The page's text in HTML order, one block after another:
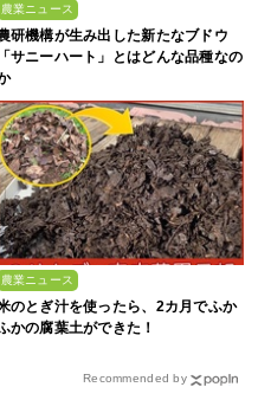
農業ニュース
研機構が生み出した新たなブドウ
「サニーハート」とはどんな品種なの
農業ニュース
のとぎ汁を使ったら、2カ月でふか
かの腐葉土ができた！
Recommended by